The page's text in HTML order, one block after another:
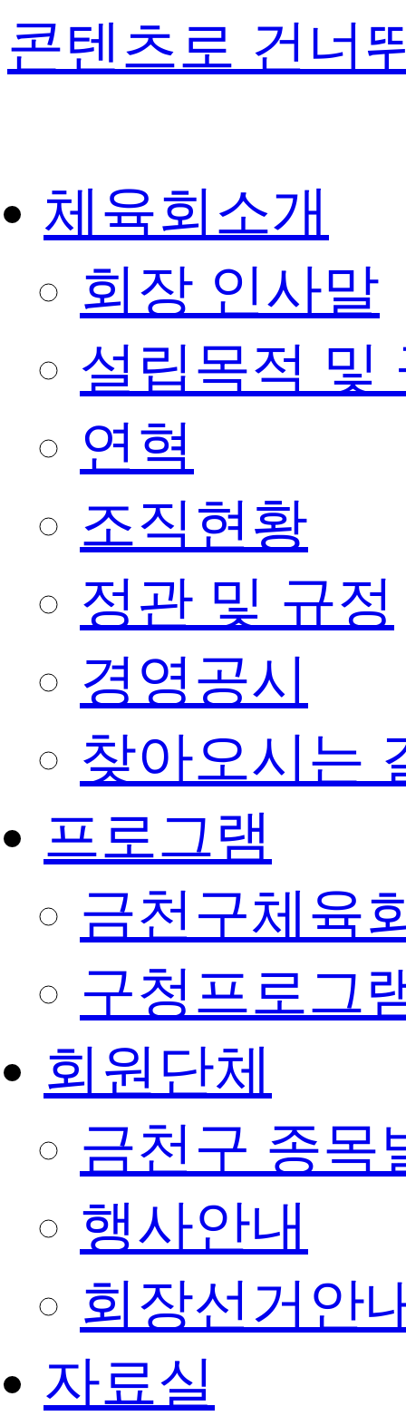
콘텐츠로 건너
체육회소개
회장 인사말
설립목적 및
연혁
조직현황
정관 및 규정
경영공시
찾아오시는
프로그램
금천구체육
구청프로그
회원단체
금천구 종목
행사안내
회장선거안
자료실